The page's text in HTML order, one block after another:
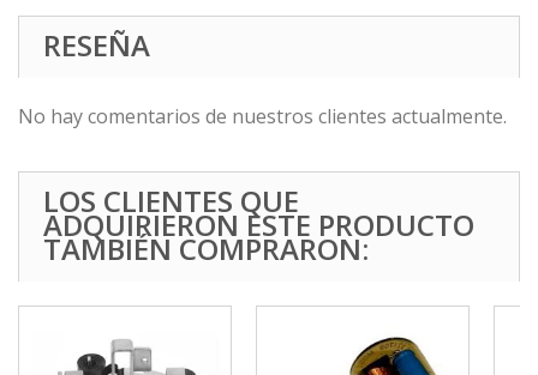
RESEÑA
No hay comentarios de nuestros clientes actualmente.
LOS CLIENTES QUE
ADQUIRIERON ESTE PRODUCTO
TAMBIÉN COMPRARON: